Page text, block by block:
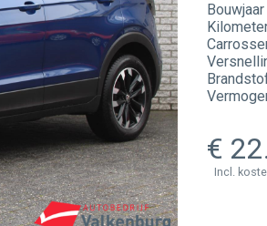
Bouwjaar
Incl.